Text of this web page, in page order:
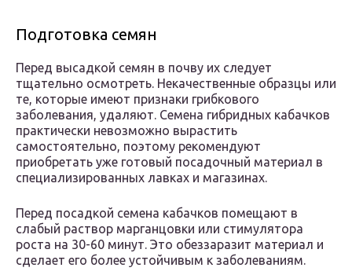
Подготовка семян
Перед высадкой семян в почву их следует
тщательно осмотреть. Некачественные образцы или
те, которые имеют признаки грибкового
заболевания, удаляют. Семена гибридных кабачков
практически невозможно вырастить
самостоятельно, поэтому рекомендуют
приобретать уже готовый посадочный материал в
специализированных лавках и магазинах.
Перед посадкой семена кабачков помещают в
слабый раствор марганцовки или стимулятора
роста на 30-60 минут. Это обеззаразит материал и
сделает его более устойчивым к заболеваниям.